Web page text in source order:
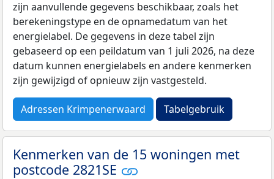
zijn aanvullende gegevens beschikbaar, zoals het
berekeningstype en de opnamedatum van het
energielabel. De gegevens in deze tabel zijn
gebaseerd op een peildatum van 1 juli 2026, na deze
datum kunnen energielabels en andere kenmerken
zijn gewijzigd of opnieuw zijn vastgesteld.
Adressen Krimpenerwaard Tabelgebruik
Kenmerken van de 15 woningen met
postcode 2821SE